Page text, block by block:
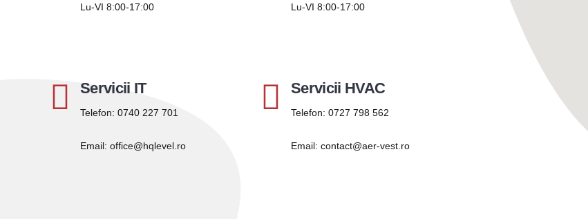
Lu-VI 8:00-17:00 Lu-VI 8:00-17:00
Servicii IT
Telefon: 0740 227 701
Email: office@hqlevel.ro
Servicii HVAC
Telefon: 0727 798 562
Email: contact@aer-vest.ro